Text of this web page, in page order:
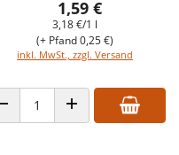
1,59 €
3,18 €/1 l
inkl. MwSt., zzgl. Versand
(+ Pfand 0,25 €)
ANZAHL VERRINGERNANZAHL ERHÖHEN